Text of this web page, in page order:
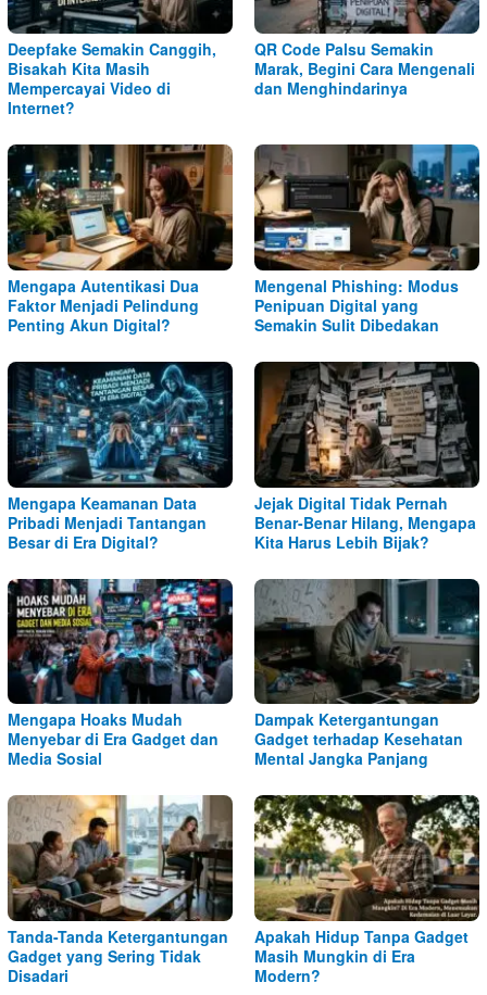
Deepfake Semakin Canggih,
Bisakah Kita Masih
Mempercayai Video di
Internet?
QR Code Palsu Semakin
Marak, Begini Cara Mengenali
dan Menghindarinya
Mengapa Autentikasi Dua
Faktor Menjadi Pelindung
Penting Akun Digital?
Mengenal Phishing: Modus
Penipuan Digital yang
Semakin Sulit Dibedakan
Mengapa Keamanan Data
Pribadi Menjadi Tantangan
Besar di Era Digital?
Jejak Digital Tidak Pernah
Benar-Benar Hilang, Mengapa
Kita Harus Lebih Bijak?
Mengapa Hoaks Mudah
Menyebar di Era Gadget dan
Media Sosial
Dampak Ketergantungan
Gadget terhadap Kesehatan
Mental Jangka Panjang
Tanda-Tanda Ketergantungan
Gadget yang Sering Tidak
Disadari
Apakah Hidup Tanpa Gadget
Masih Mungkin di Era
Modern?